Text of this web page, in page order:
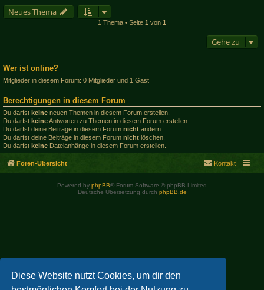
Diese Website nutzt Cookies, um dir den
Neues Thema
1 Thema • Seite 1 von 1
Gehe zu
Wer ist online?
Mitglieder in diesem Forum: 0 Mitglieder und 1 Gast
Berechtigungen in diesem Forum
Du darfst keine neuen Themen in diesem Forum erstellen.
Du darfst keineAntworten zu Themen in diesem Forum erstellen.
Du darfst deine Beiträge in diesem Forum nicht ändern.
Du darfst deine Beiträge in diesem Forum nicht löschen.
Du darfst keine Dateianhänge in diesem Forum erstellen.
Foren-Übersicht Kontakt
Powered by phpBB® Forum Software © phpBB Limited
Deutsche Übersetzung durch phpBB.de